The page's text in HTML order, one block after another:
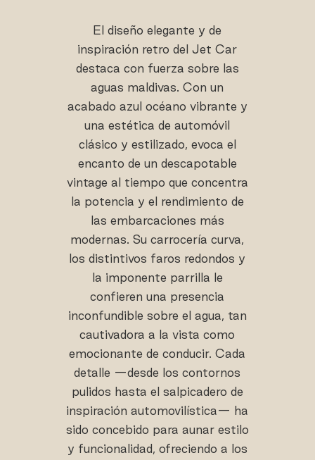
El diseño elegante y de
inspiración retro del Jet Car
destaca con fuerza sobre las
aguas maldivas. Con un
acabado azul océano vibrante y
una estética de automóvil
clásico y estilizado, evoca el
encanto de un descapotable
vintage al tiempo que concentra
la potencia y el rendimiento de
las embarcaciones más
modernas. Su carrocería curva,
los distintivos faros redondos y
la imponente parrilla le
confieren una presencia
inconfundible sobre el agua, tan
cautivadora a la vista como
emocionante de conducir. Cada
detalle —desde los contornos
pulidos hasta el salpicadero de
inspiración automovilística— ha
sido concebido para aunar estilo
y funcionalidad, ofreciendo a los